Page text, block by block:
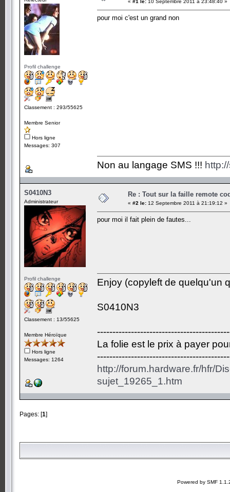
Profil challenge
Classement : 293/55625
Membre Senior
Hors ligne
Messages: 307
« #1 le: 10 Septembre 2011 à 23:48:40 »
pour moi c'est un grand non
Non au langage SMS !!!
S0410N3
Administrateur
Profil challenge
Classement : 13/55625
Membre Héroïque
Hors ligne
Messages: 1264
Re : Tout sur la faille remote
« #2 le: 12 Septembre 2011 à 21:19:12 »
pour moi il fait plein de fautes...
Enjoy (copyleft de quelqu'un
S0410N3
La folie est le prix à payer
http://forum.hardware.fr/hfr/
sujet_19265_1.htm
Pages: [1]
Powered by SMF